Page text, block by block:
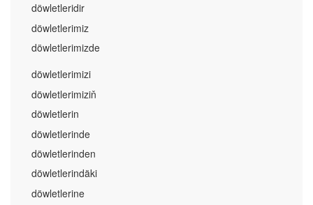
döwletleridir
döwletlerimiz
döwletlerimizde
döwletlerimizi
döwletlerimiziň
döwletlerin
döwletlerinde
döwletlerinden
döwletlerindäki
döwletlerine